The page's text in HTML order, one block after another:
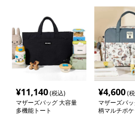
¥11,140(税込)
マザーズバッグ 大容量
多機能トート
¥4,600(
マザーズバ
柄マルチポ